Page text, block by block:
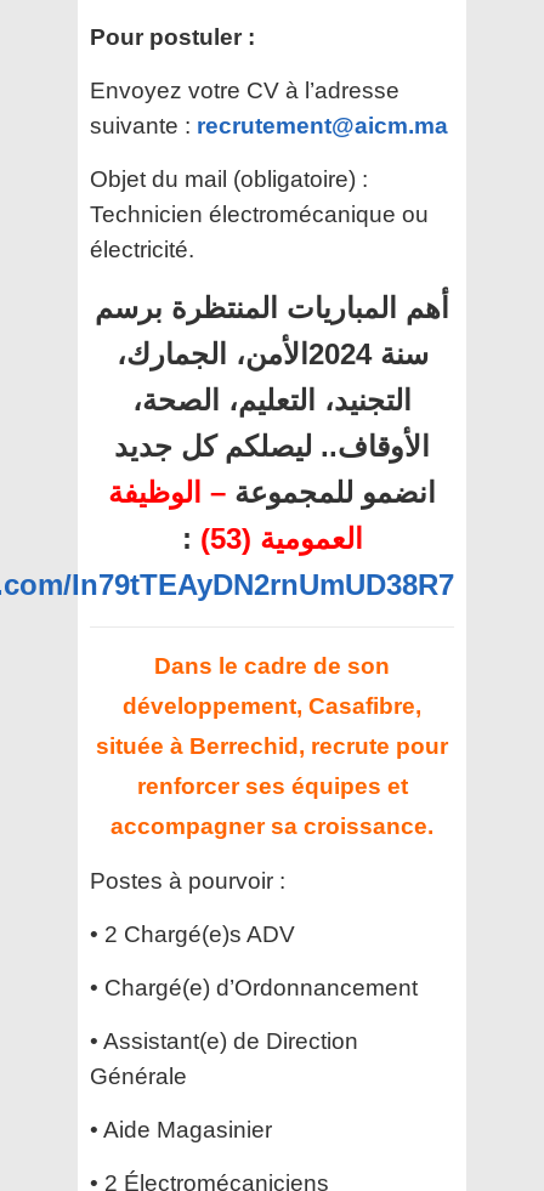
Pour postuler :
Envoyez votre CV à l’adresse
suivante : recrutement@aicm.ma
Objet du mail (obligatoire) :
Technicien électromécanique ou
électricité.
أهم المباريات المنتظرة برسم
سنة 2024الأمن، الجمارك،
التجنيد، التعليم، الصحة،
الأوقاف.. ليصلكم كل جديد
انضمو للمجموعة – الوظيفة
العمومية (53)
:
In79tTEAyDN2rnUmUD38R7
Dans le cadre de son
développement, Casafibre,
située à Berrechid, recrute pour
renforcer ses équipes et
accompagner sa croissance.
Postes à pourvoir :
• 2 Chargé(e)s ADV
• Chargé(e) d’Ordonnancement
• Assistant(e) de Direction
Générale
• Aide Magasinier
• 2 Électromécaniciens